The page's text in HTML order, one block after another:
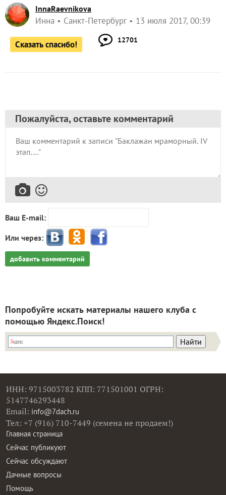
InnaRaevnikova
Инна Санкт-Петербург 13 июля 2017, 00:39
Сказать спасибо! 12701
Пожалуйста, оставьте комментарий
Ваш E-mail:
Или через:
добавить комментарий
Попробуйте искать материалы нашего клуба с
помощью Яндекс.Поиск!
ИНН: 9715003782 КПП: 771501001 ОГРН:
5147746293448
Email: info@7dach.ru
Тел: +7 (916) 710-7449 (семена не продаем!)
Главная страница
Сейчас публикуют
Сейчас обсуждают
Дачные вопросы
Помощь